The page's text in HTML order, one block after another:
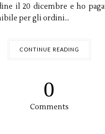
il 20 dicembre e ho
per gli ordini...
CONTINUE READING
0
Comments